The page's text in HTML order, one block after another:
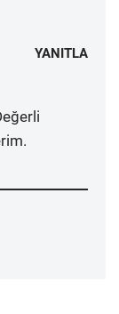
YANITLA